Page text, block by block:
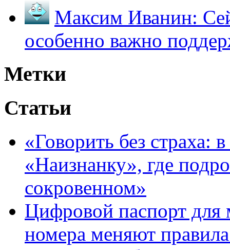
Максим Иванин:
особенно важно
Метки
Статьи
«Говорить без страха:
«Наизнанку», где
сокровенном»
Цифровой паспорт для
номера меняют